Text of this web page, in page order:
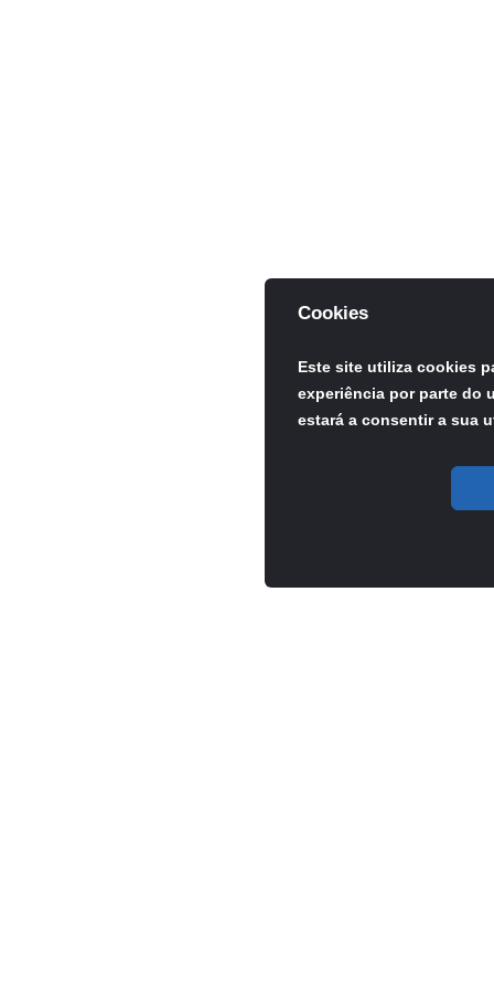
Cookies
Este site utiliza cookies
experiência por parte do
estará a consentir a sua